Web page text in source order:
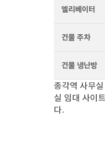
엘리베이터
건물 주차
건물 냉난방
종각역 사무
실 임대 사이
다.